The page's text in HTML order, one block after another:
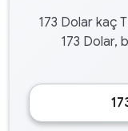
173 Dolar kaç
173 Dolar,